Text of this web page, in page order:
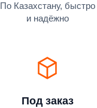
Под заказ
По Казахстану, быстро
и надёжно